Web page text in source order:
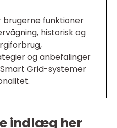
brugerne funktioner
historisk og
og anbefalinger
Grid-systemer
indlæg her